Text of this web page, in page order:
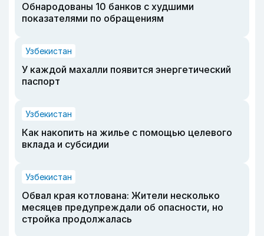
Обнародованы 10 банков с худшими
показателями по обращениям
Узбекистан
У каждой махалли появится энергетический
паспорт
Узбекистан
Как накопить на жилье с помощью целевого
вклада и субсидии
Узбекистан
Обвал края котлована: Жители несколько
месяцев предупреждали об опасности, но
стройка продолжалась